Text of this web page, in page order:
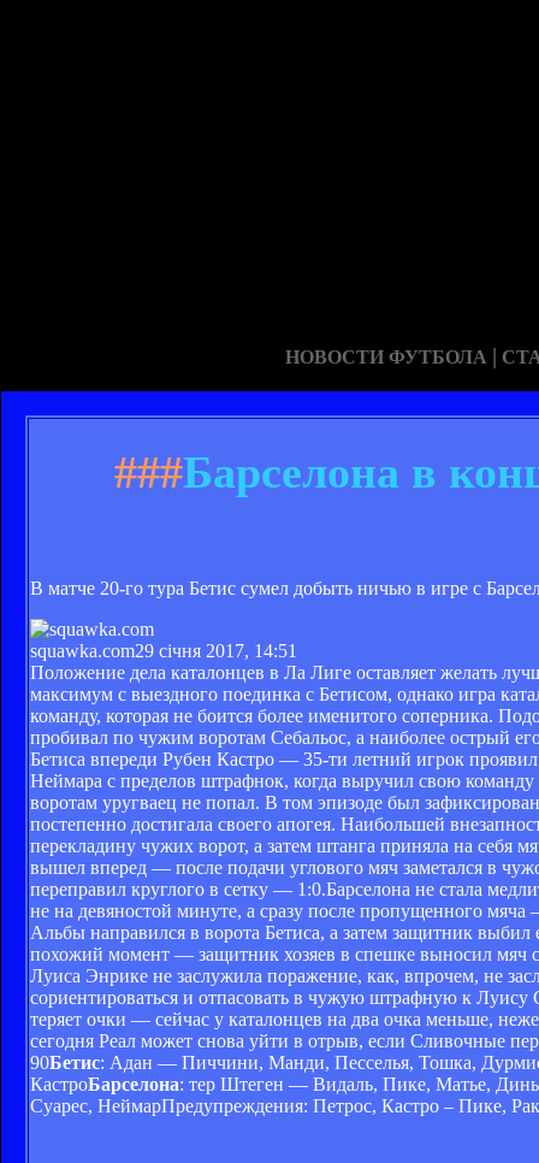
НОВОСТИ ФУТБОЛА |
###Барселона в
В матче 20-го тура Бетис сумел добыть ничью в игре с
squawka.com29 січня 2017, 14:51
Положение дела каталонцев в Ла Лиге оставляет желать
максимум с выездного поединка с Бетисом, однако игра
команду, которая не боится более именитого соперника.
пробивал по чужим воротам Себальос, а наиболее острый
Бетиса впереди Рубен Кастро — 35-ти летний игрок
Неймара с пределов штрафнок, когда выручил свою
воротам уругваец не попал. В том эпизоде был
постепенно достигала своего апогея. Наибольшей
перекладину чужих ворот, а затем штанга приняла на себя
вышел вперед — после подачи углового мяч заметался в
переправил круглого в сетку — 1:0.Барселона не стала
не на девяностой минуте, а сразу после пропущенного
Альбы направился в ворота Бетиса, а затем защитник
похожий момент — защитник хозяев в спешке выносил мяч с
Луиса Энрике не заслужила поражение, как, впрочем, не
сориентироваться и отпасовать в чужую штрафную к
теряет очки — сейчас у каталонцев на два очка меньше,
сегодня Реал может снова уйти в отрыв, если Сливочные
90Бетис: Адан — Пиччини, Манди, Песселья, Тошка,
КастроБарселона: тер Штеген — Видаль, Пике, Матье,
Суарес, НеймарПредупреждения: Петрос, Кастро – Пике,